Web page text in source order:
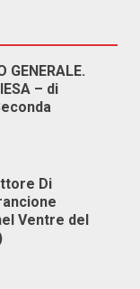
GENERALE.
– di
Di
Ventre del